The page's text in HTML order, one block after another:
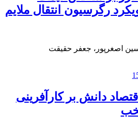
رگرسیون انتقال ملایم
اصغرپور، جعفر حقیقت
دانش بر کارآفرینی